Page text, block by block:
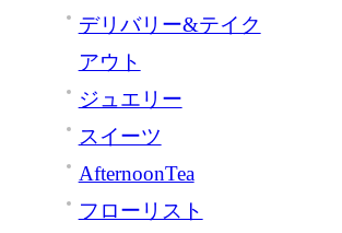
デリバリー&テイク
アウト
ジュエリー
スイーツ
AfternoonTea
フローリスト